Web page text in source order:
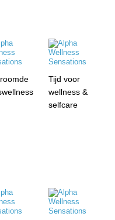
Tijd voor
wellness &
selfcare